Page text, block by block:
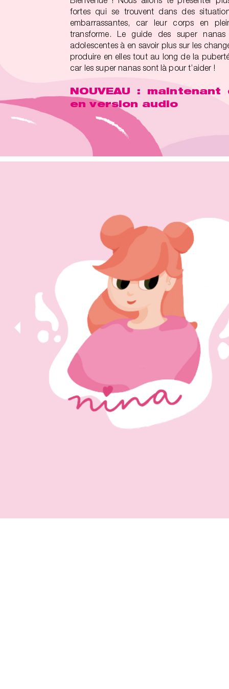
fortes qui se trouvent dans des
embarrassantes, car leur corps en
transforme. Le guide des super
adolescentes à en savoir plus sur les
produire en elles tout au long de la
car les super nanas sont là pour t’aider !
NOUVEAU :
en version audio